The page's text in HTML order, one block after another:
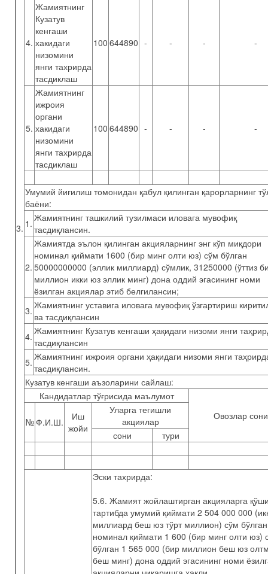
3.
4.
Жамиятнинг
Кузатув
кенгаши
хакидаги
низомини
янги тахрирда
тасдиклаш
100 644890 - - - -
5.
Жамиятнинг
ижроия
органи
хакидаги
низомини
янги тахрирда
тасдиклаш
100 644890 - - - -
Умумий йиғилиш томонидан қабул қилинган қарорларнинг
баёни:
1. Жамиятнинг ташкилий тузилмаси иловага мувофиқ
тасдиқлансин.
2.
Жамиятда эълон қилинган акцияларнинг энг кўп миқдори
номинал қиймати 1600 (бир минг олти юз) сўм бўлган
50000000000 (эллик миллиард) сўмлик, 31250000 (ўттиз
миллион икки юз эллик минг) дона оддий эгасининг номи
ёзилган акциялар этиб белгилансин;
3. Жамиятнинг уставига иловага мувофиқ ўзгартириш
ва тасдиқлансин
4. Жамиятнинг Кузатув кенгаши ҳақидаги низоми янги
тасдиқлансин
5. Жамиятнинг ижроия органи ҳақидаги низоми янги
тасдиқлансин.
Кузатув кенгаши аъзоларини сайлаш:
Кандидатлар тўғрисида маълумот
Овозлар сони
№Ф.И.Ш.
Иш
жойи
Уларга тегишли
акциялар
сони
тури
Эски тахрирда:
5.6. Жамият жойлаштирган акцияларга
тартибда умумий қиймати 2 504 000 000
миллиард беш юз тўрт миллион) сўм
номинал қиймати 1 600 (бир минг олти юз)
бўлган 1 565 000 (бир миллион беш юз
беш минг) дона оддий эгасининг номи